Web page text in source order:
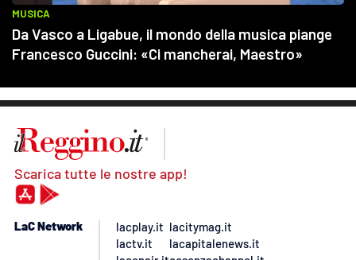
Scarica tutte le nostre app!
LaC Network
lacplay.it
lactv.it
lacitymag.it
lacapitalenews.it